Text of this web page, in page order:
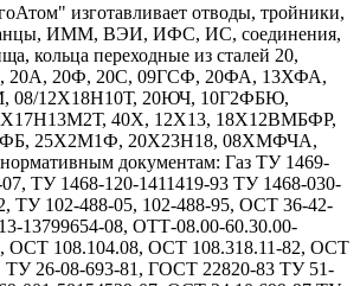
изготавливает отводы, тройники,
ИММ, ВЭИ, ИФС, ИС, соединения,
кольца переходные из сталей 20,
20А, 20Ф, 20С, 09ГСФ, 20ФА, 13ХФА,
08/12Х18Н10Т, 20ЮЧ, 10Г2ФБЮ,
40Х, 12Х13, 18Х12ВМБФР,
25Х2М1Ф, 20Х23Н18, 08ХМФЧА,
документам: Газ ТУ 1469-
ТУ 1468-120-1411419-93 ТУ 1468-030-
ТУ 102-488-05, 102-488-95, ОСТ 36-42-
13799654-08, ОТТ-08.00-60.30.00-
ОСТ 108.104.08, ОСТ 108.318.11-82, ОСТ
ТУ 26-08-693-81, ГОСТ 22820-83 ТУ 51-